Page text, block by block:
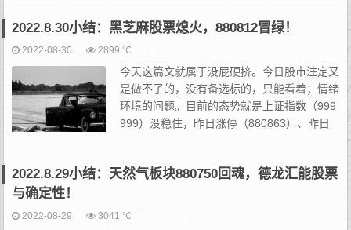
2022.8.30小结：黑芝麻股票熄火，880812冒绿！
2022-08-30 2899 ℃
今天这篇文就属于没屁硬挤。今日股市注定又
是做不了的，没有备选标的，只能看着；情绪
环境的问题。目前的态势就是上证指数（999
999）没稳住，昨日涨停（880863）、昨日
2022.8.29小结：天然气板块880750回魂，德龙汇能股票
与确定性！
2022-08-29 3041 ℃